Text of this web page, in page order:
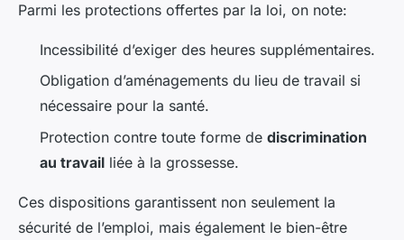
Parmi les protections offertes par la loi, on note:
Incessibilité d’exiger des heures supplémentaires.
Obligation d’aménagements du lieu de travail si
nécessaire pour la santé.
Protection contre toute forme de discrimination
au travail liée à la grossesse.
Ces dispositions garantissent non seulement la
sécurité de l’emploi, mais également le bien-être